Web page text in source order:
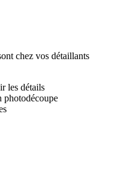
chez vos détaillants
les détails
photodécoupe